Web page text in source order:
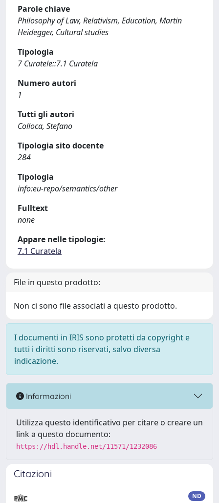
Parole chiave
Philosophy of Law, Relativism, Education, Martin
Heidegger, Cultural studies
Tipologia
7 Curatele::7.1 Curatela
Numero autori
1
Tutti gli autori
Colloca, Stefano
Tipologia sito docente
284
Tipologia
info:eu-repo/semantics/other
Fulltext
none
Appare nelle tipologie:
7.1 Curatela
File in questo prodotto:
Non ci sono file associati a questo prodotto.
I documenti in IRIS sono protetti da copyright e
tutti i diritti sono riservati, salvo diversa
indicazione.
Informazioni
Utilizza questo identificativo per citare o creare un
link a questo documento:
https://hdl.handle.net/11571/1232086
Citazioni
ND